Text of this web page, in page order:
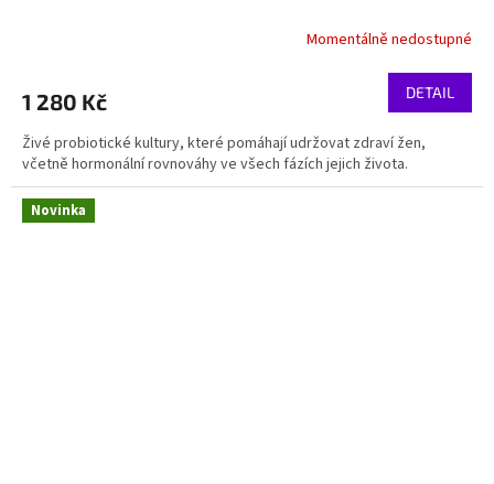
Momentálně nedostupné
1 280 Kč DETAIL
Živé probiotické kultury, které pomáhají udržovat zdraví žen,
včetně hormonální rovnováhy ve všech fázích jejich života.
Novinka